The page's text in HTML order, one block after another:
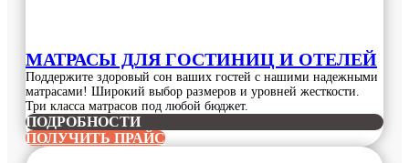
МАТРАСЫ ДЛЯ ГОСТИНИЦ И ОТЕЛЕЙ
Поддержите здоровый сон ваших гостей с нашими надежными
матрасами! Широкий выбор размеров и уровней жесткости.
Три класса матрасов под любой бюджет.
ПОДРОБНОСТИ
ПОЛУЧИТЬ ПРАЙС